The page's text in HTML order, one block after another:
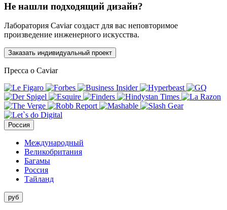
Не нашли подходящий дизайн?
Лаборатория Caviar создаст для вас неповторимое
произведение инженерного искусства.
Заказать индивидуальный проект
Пресса о Caviar
Россия
Международный
Великобритания
Багамы
Россия
Тайланд
руб